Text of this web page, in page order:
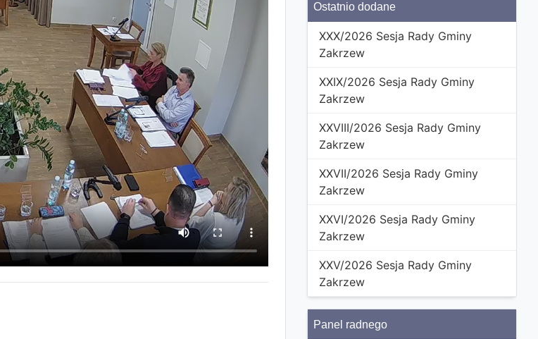
Ostatnio dodane
XXX/2026 Sesja Rady Gminy
Zakrzew
XXIX/2026 Sesja Rady Gminy
Zakrzew
XXVIII/2026 Sesja Rady Gminy
Zakrzew
XXVII/2026 Sesja Rady Gminy
Zakrzew
XXVI/2026 Sesja Rady Gminy
Zakrzew
XXV/2026 Sesja Rady Gminy
Zakrzew
Panel radnego